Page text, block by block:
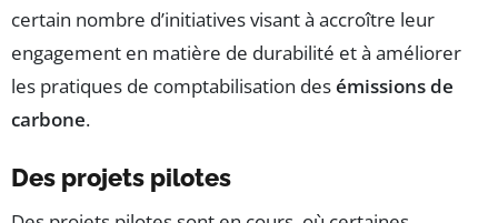
certain nombre d’initiatives visant à accroître leur
engagement en matière de durabilité et à améliorer
les pratiques de comptabilisation desémissions de
carbone.
Des projets pilotes